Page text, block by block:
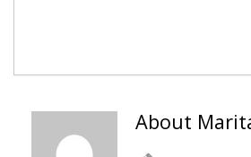
About